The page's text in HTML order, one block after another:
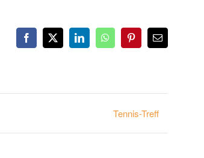
Facebook
X LinkedInWhatsAppPinterest
E-
Mail
Tennis-Treff